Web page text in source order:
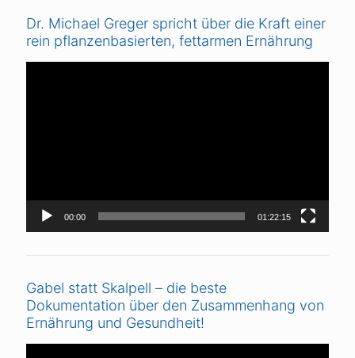
Dr. Michael Greger spricht über die Kraft einer
rein pflanzenbasierten, fettarmen Ernährung
00:00 01:22:15
Gabel statt Skalpell – die beste
Dokumentation über den Zusammenhang von
Ernährung und Gesundheit!